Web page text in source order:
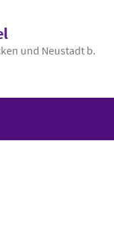
und Neustadt b.